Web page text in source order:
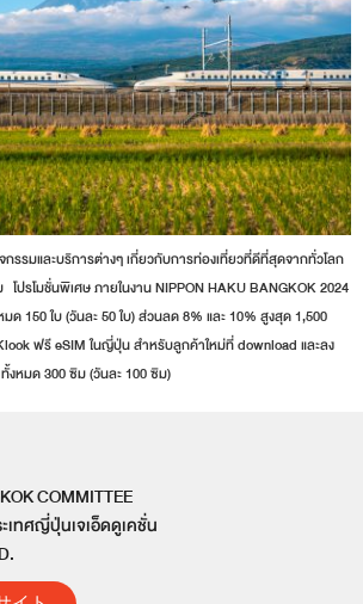
รมและบริการต่างๆ เกี่ยวกับการท่องเที่ยวที่ดีที่สุดจากทั่วโลก
ปรโมชั่นพิเศษ ภายในงาน NIPPON HAKU BANGKOK 2024
ด 150 ใบ (วันละ 50 ใบ) ส่วนลด 8% และ 10% สูงสุด 1,500
ฟรี eSIM ในญี่ปุ่น สำหรับลูกค้าใหม่ที่ download และลง
งหมด 300 ซิม (วันละ 100 ซิม)
COMMITTEE
ทศญี่ปุ่นเจเอ็ดดูเคชั่น